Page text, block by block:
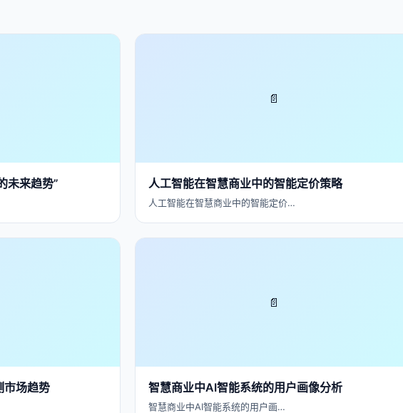
未来趋势”
📄
人工智能在智慧商业中的智能定价策略
人工智能在智慧商业中的智能定价…
市场趋势
📄
智慧商业中AI智能系统的用户画像分析
智慧商业中AI智能系统的用户画…